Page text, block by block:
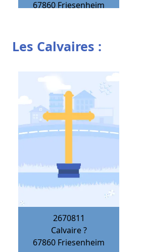
67860 Friesenheim
Les Calvaires :
2670811
Calvaire ?
67860 Friesenheim